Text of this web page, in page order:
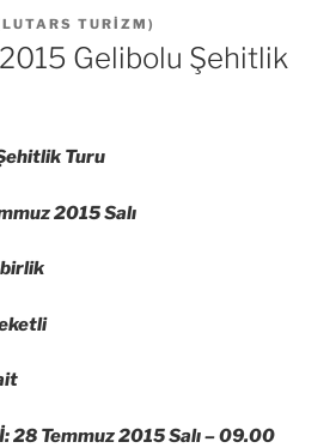
LUTARS TURIZM )
Gelibolu Şehitlik
Turu
2015 Salı
28 Temmuz 2015 Salı –09.00